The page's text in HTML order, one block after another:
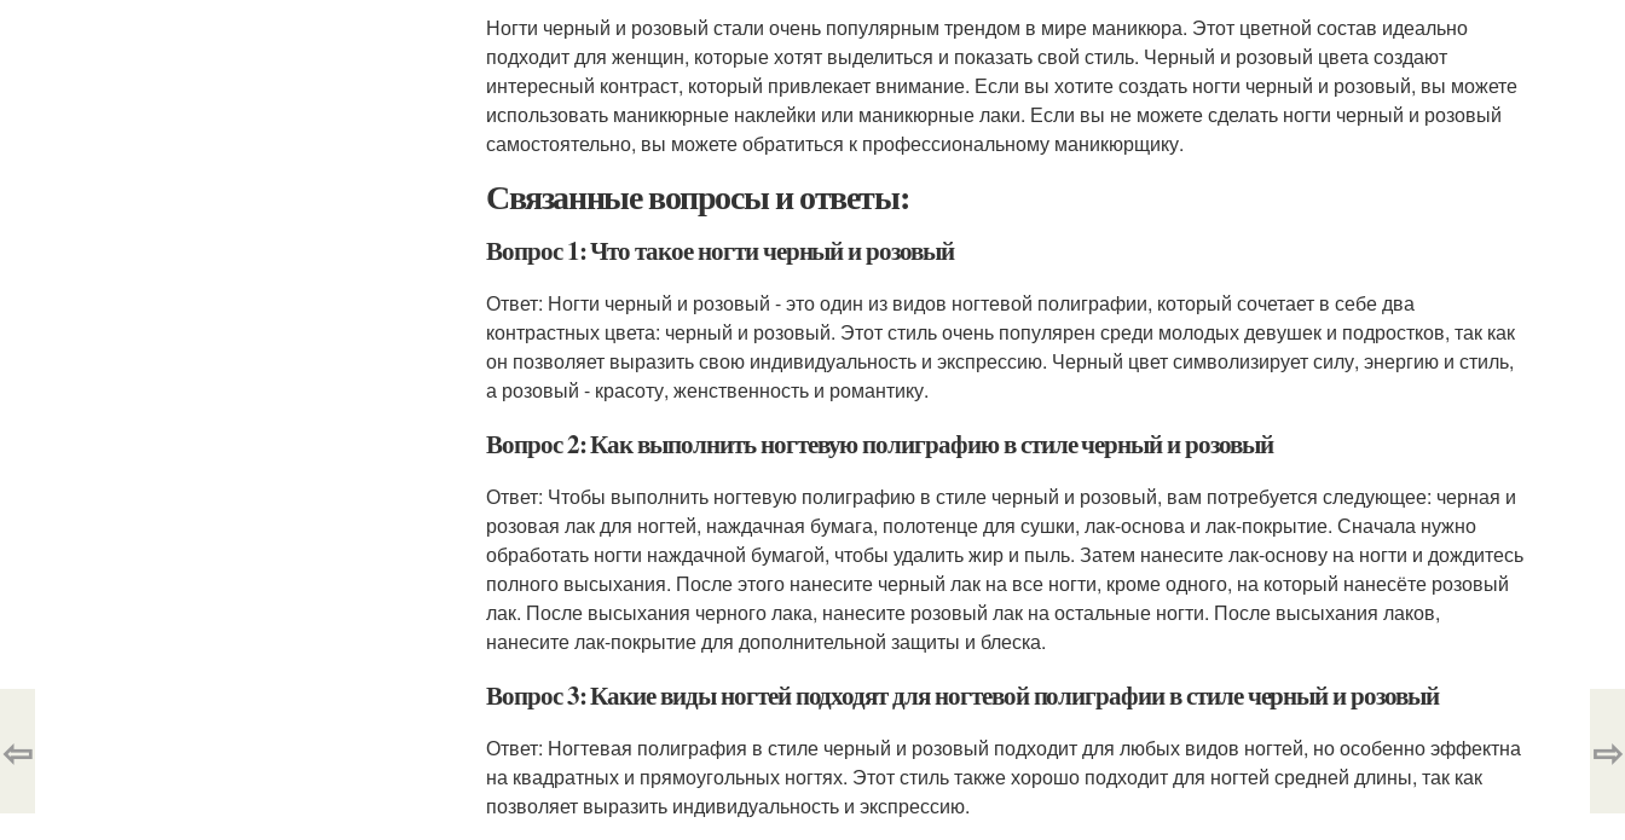
Ногти черный и розовый стали очень популярным трендом в мире маникюра. Этот цветной состав идеально
подходит для женщин, которые хотят выделиться и показать свой стиль. Черный и розовый цвета создают
интересный контраст, который привлекает внимание. Если вы хотите создать ногти черный и розовый, вы можете
использовать маникюрные наклейки или маникюрные лаки. Если вы не можете сделать ногти черный и розовый
самостоятельно, вы можете обратиться к профессиональному маникюрщику.
Связанные вопросы и ответы:
Вопрос 1: Что такое ногти черный и розовый
Ответ: Ногти черный и розовый - это один из видов ногтевой полиграфии, который сочетает в себе два
контрастных цвета: черный и розовый. Этот стиль очень популярен среди молодых девушек и подростков, так как
он позволяет выразить свою индивидуальность и экспрессию. Черный цвет символизирует силу, энергию и стиль,
а розовый - красоту, женственность и романтику.
Вопрос 2: Как выполнить ногтевую полиграфию в стиле черный и розовый
Ответ: Чтобы выполнить ногтевую полиграфию в стиле черный и розовый, вам потребуется следующее: черная и
розовая лак для ногтей, наждачная бумага, полотенце для сушки, лак-основа и лак-покрытие. Сначала нужно
обработать ногти наждачной бумагой, чтобы удалить жир и пыль. Затем нанесите лак-основу на ногти и дождитесь
полного высыхания. После этого нанесите черный лак на все ногти, кроме одного, на который нанесёте розовый
лак. После высыхания черного лака, нанесите розовый лак на остальные ногти. После высыхания лаков,
нанесите лак-покрытие для дополнительной защиты и блеска.
Вопрос 3: Какие виды ногтей подходят для ногтевой полиграфии в стиле черный и розовый
Ответ: Ногтевая полиграфия в стиле черный и розовый подходит для любых видов ногтей, но особенно эффектна
на квадратных и прямоугольных ногтях. Этот стиль также хорошо подходит для ногтей средней длины, так как
позволяет выразить индивидуальность и экспрессию.
⇦ ⇨